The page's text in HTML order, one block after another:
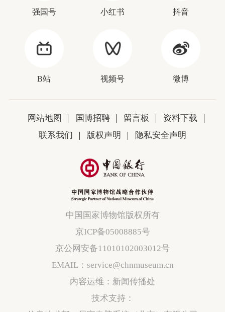
强国号 小红书 抖音
B站 视频号 微博
网站地图 国博招聘 留言板
资料下载
联系我们
版权声明 隐私安全声明
中国国家博物馆版权所有
京ICP备05008885号
京公网安备11010102003012号
EMAIL：service@chnmuseum.cn
内容运维：新闻传播处
技术支持：